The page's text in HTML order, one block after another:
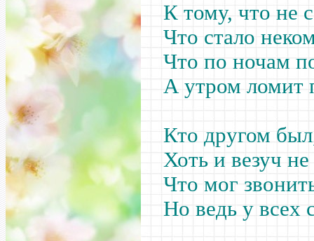
К тому, что не
Что стало
Что по ночам
А утром ломит
Кто другом
Хоть и везуч
Что мог
Но ведь у всех